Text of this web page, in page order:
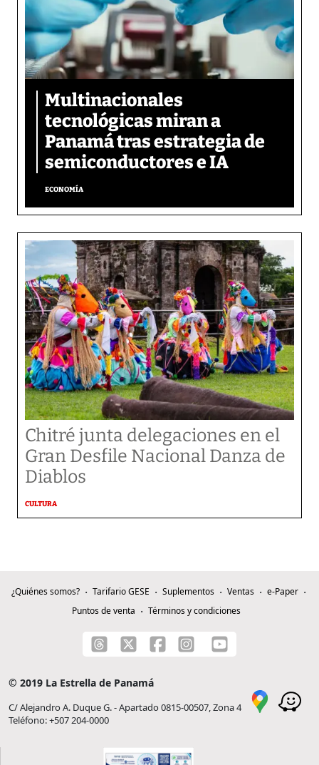
Multinacionales
tecnológicas miran a
Panamá tras estrategia de
semiconductores e IA
ECONOMÍA
Chitré junta delegaciones en el
Gran Desfile Nacional Danza de
Diablos
CULTURA
¿Quiénes somos? Tarifario GESE Suplementos Ventas
e-Paper
Puntos de venta
Términos y condiciones
© 2019 La Estrella de Panamá
C/ Alejandro A. Duque G. - Apartado 0815-00507, Zona 4
Teléfono: +507 204-0000